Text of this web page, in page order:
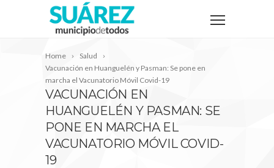
Home
Salud
Vacunación en Huanguelén y Pasman: Se pone en
marcha el Vacunatorio Móvil Covid-19
VACUNACIÓN EN
HUANGUELÉN Y PASMAN: SE
PONE EN MARCHA EL
VACUNATORIO MÓVIL COVID-
19